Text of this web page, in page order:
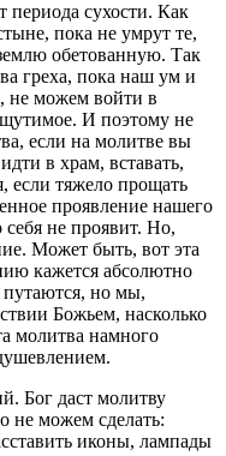
периода сухости. Как
пока не умрут те,
обетованную. Так
греха, пока наш ум и
не можем войти в
И поэтому не
если на молитве вы
в храм, вставать,
если тяжело прощать
проявление нашего
себя не проявит. Но,
Может быть, вот эта
кажется абсолютно
но мы,
Божьем, насколько
молитва намного
Бог даст молитву
не можем сделать:
иконы, лампады